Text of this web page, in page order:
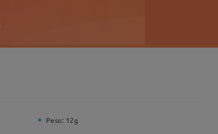
Peso: 12g